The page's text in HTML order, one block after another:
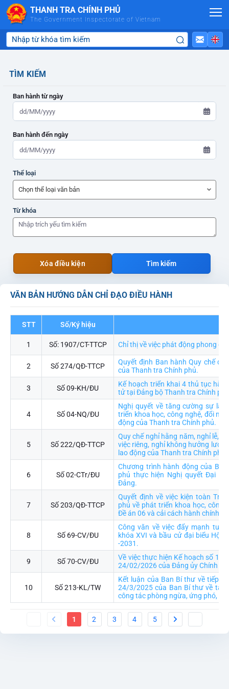
Skip to Main Content
THANH TRA CHÍNH PHỦ
The Government Inspectorate of Vietnam
VĂN BẢN HƯỚNG DẪN CHỈ ĐẠO ĐIỀU HÀNH
STT Số/Ký hiệu
1 Số: 1907/CT-TTCP Chỉ thị về việc phát động phong
2 Số 274/QĐ-TTCP
Quyết định Ban hành Quy chế
của Thanh tra Chính phủ.
3 Số 09-KH/ĐU
Kế hoạch triển khai 4 thủ tục
tử tại Đảng bộ Thanh tra Chính phủ
4 Số 04-NQ/ĐU
Nghị quyết về tăng cường sự
triển khoa học, công nghệ, đổi
động của Thanh tra Chính phủ.
5 Số 222/QĐ-TTCP
Quy chế nghỉ hằng năm, nghỉ lễ,
việc riêng, nghỉ không hưởng
lao động của Thanh tra Chính phủ
6 Số 02-CTr/ĐU
Chương trình hành động của
phủ thực hiện Nghị quyết Đại
Đảng.
7 Số 203/QĐ-TTCP
Quyết định về việc kiện toàn
phủ về phát triển khoa học, công
Đề án 06 và cải cách hành chính
8 Số 69-CV/ĐU
Công văn về việc đẩy mạnh
khóa XVI và bầu cử đại biểu Hội
-2031.
9 Số 70-CV/ĐU
Về việc thực hiện Kế hoạch số
24/02/2026 của Đảng ủy Chính
10 Số 213-KL/TW
Kết luận của Ban Bí thư về tiếp
24/3/2025 của Ban Bí thư về
công tác phòng ngừa, ứng phó,
1 2 3 4 5
TÌM KIẾM
Ban hành từ ngày
Ban hành đến ngày
ADMIN-HOME
Thể loại
ADMIN-HOME
Từ khóa
Xóa điều kiện Tìm kiếm